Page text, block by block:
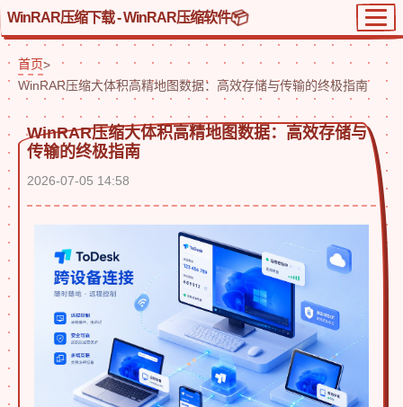
WinRAR压缩下载 - WinRAR压缩软件
首页>
WinRAR压缩大体积高精地图数据：高效存储与传输的终极指南
WinRAR压缩大体积高精地图数据：高效存储与
传输的终极指南
2026-07-05 14:58